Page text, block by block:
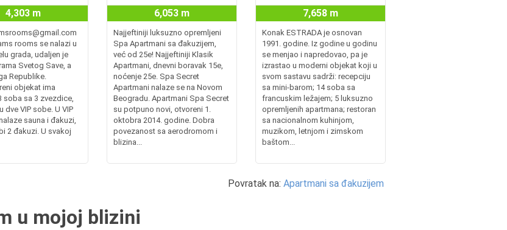
4,303 m
rooms se nalazi u
grada, udaljen je
Svetog Save, a
Republike.
objekat ima
soba sa 3 zvezdice,
dve VIP sobe. U VIP
sauna i đakuzi,
2 đakuzi. U svakoj
6,053 m
Najjeftiniji luksuzno opremljeni
Spa Apartmani sa đakuzijem,
već od 25e! Najjeftiniji Klasik
Apartmani, dnevni boravak 15e,
noćenje 25e. Spa Secret
Apartmani nalaze se na Novom
Beogradu. Apartmani Spa Secret
su potpuno novi, otvoreni 1.
oktobra 2014. godine. Dobra
povezanost sa aerodromom i
blizina...
7,658 m
Konak ESTRADA je osnovan
1991. godine. Iz godine u godinu
se menjao i napredovao, pa je
izrastao u moderni objekat koji u
svom sastavu sadrži: recepciju
sa mini-barom; 14 soba sa
francuskim ležajem; 5 luksuzno
opremljenih apartmana; restoran
sa nacionalnom kuhinjom,
muzikom, letnjom i zimskom
baštom...
Povratak na: Apartmani sa đakuzijem
u mojoj blizini